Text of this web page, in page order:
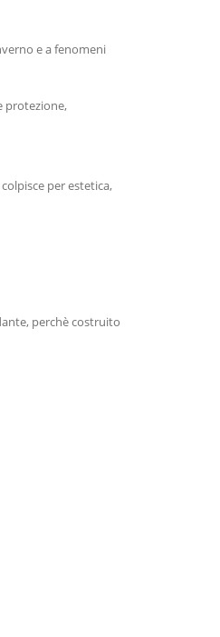
e a fenomeni
protezione,
per estetica,
perchè costruito